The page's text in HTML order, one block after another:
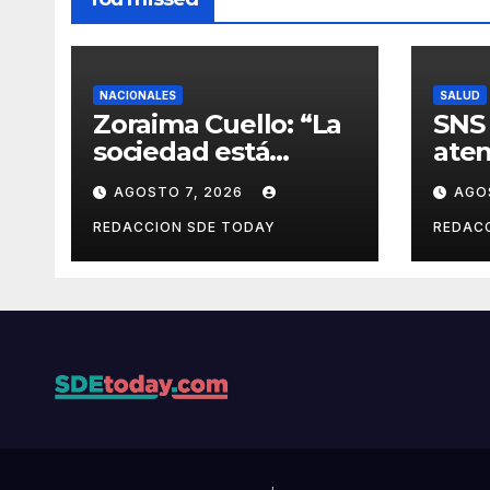
NACIONALES
Zoraima Cuello: “La
sociedad está
añorando al PLD y
nuestro deber es
comunicar con la
verdad y las
AGOSTO 7, 2026
REDACCION SDE TODAY
SALUD
con